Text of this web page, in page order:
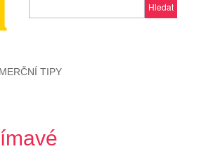
Hledat
TIPY